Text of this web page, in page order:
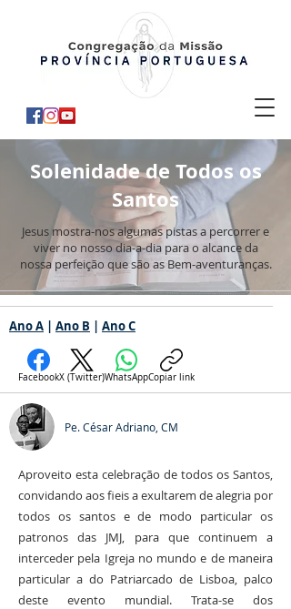
Solenidade de Todos os
Santos
Jesus mostra-nos algumas pistas a percorrer e
viver no nosso dia-a-dia para o alcance da
nossa perfeição que são as Bem-aventuranças.
Ano A | Ano B | Ano C
FacebookX (Twitter)WhatsAppCopiar link
Pe. César Adriano, CM
Aproveito esta celebração de todos os Santos,
convidando aos fieis a exultarem de alegria por
todos os santos e de modo particular os
patronos das JMJ, para que continuem a
interceder pela Igreja no mundo e de maneira
particular a do Patriarcado de Lisboa, palco
deste evento mundial. Trata-se dos